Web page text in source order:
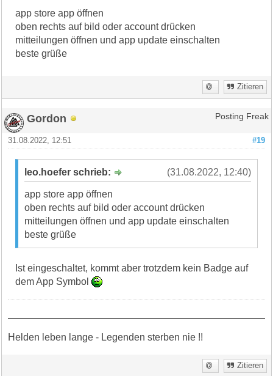
app store app öffnen
oben rechts auf bild oder account drücken
mitteilungen öffnen und app update einschalten
beste grüße
Zitieren
Gordon Posting Freak
#19
31.08.2022, 12:51
(31.08.2022, 12:40)
leo.hoefer schrieb:
app store app öffnen
oben rechts auf bild oder account drücken
mitteilungen öffnen und app update einschalten
beste grüße
Ist eingeschaltet, kommt aber trotzdem kein Badge auf
dem App Symbol
Helden leben lange - Legenden sterben nie !!
Zitieren